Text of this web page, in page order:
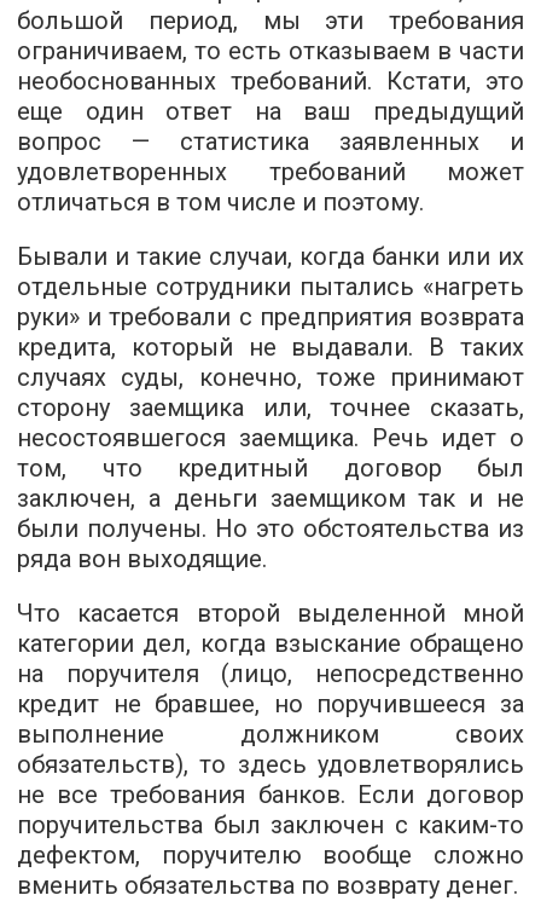
большой период, мы эти требования
ограничиваем, то есть отказываем в части
необоснованных требований. Кстати, это
еще один ответ на ваш предыдущий
вопрос — статистика заявленных и
удовлетворенных требований может
отличаться в том числе и поэтому.
Бывали и такие случаи, когда банки или их
отдельные сотрудники пытались «нагреть
руки» и требовали с предприятия возврата
кредита, который не выдавали. В таких
случаях суды, конечно, тоже принимают
сторону заемщика или, точнее сказать,
несостоявшегося заемщика. Речь идет о
том, что кредитный договор был
заключен, а деньги заемщиком так и не
были получены. Но это обстоятельства из
ряда вон выходящие.
Что касается второй выделенной мной
категории дел, когда взыскание обращено
на поручителя (лицо, непосредственно
кредит не бравшее, но поручившееся за
выполнение должником своих
обязательств), то здесь удовлетворялись
не все требования банков. Если договор
поручительства был заключен с каким-то
дефектом, поручителю вообще сложно
вменить обязательства по возврату денег.